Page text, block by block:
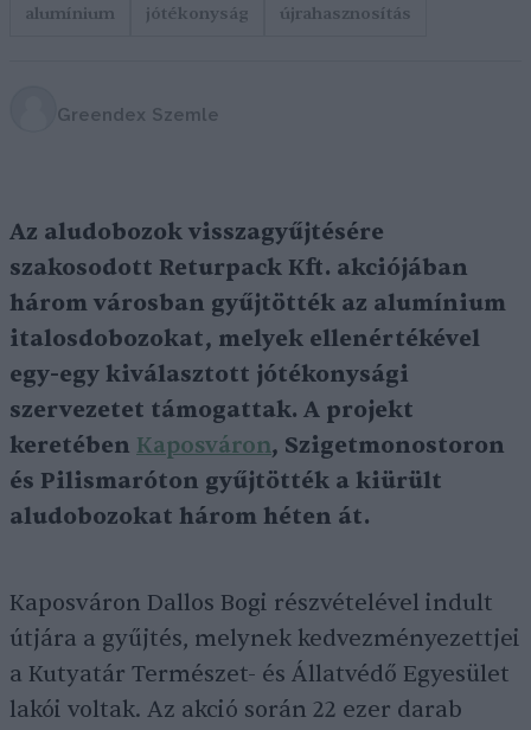
alumínium jótékonyság újrahasznosítás
Greendex Szemle
Az aludobozok visszagyűjtésére
szakosodott Returpack Kft. akciójában
három városban gyűjtötték az alumínium
italosdobozokat, melyek ellenértékével
egy-egy kiválasztott jótékonysági
szervezetet támogattak. A projekt
keretében Kaposváron, Szigetmonostoron
és Pilismaróton gyűjtötték a kiürült
aludobozokat három héten át.
Kaposváron Dallos Bogi részvételével indult
útjára a gyűjtés, melynek kedvezményezettjei
a Kutyatár Természet- és Állatvédő Egyesület
lakói voltak. Az akció során 22 ezer darab